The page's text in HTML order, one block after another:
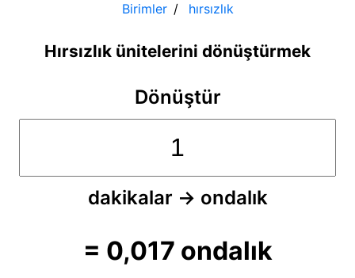
Birimler hırsızlık
Hırsızlık ünitelerini dönüştürmek
Dönüştür
dakikalar → ondalık
= 0,017 ondalık